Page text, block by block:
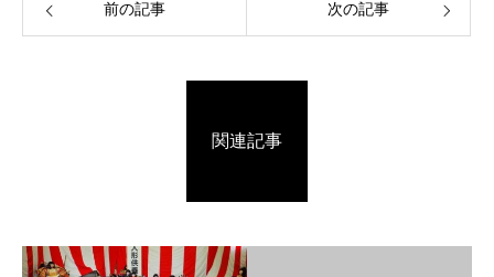
前の記事 次の記事
関連記事